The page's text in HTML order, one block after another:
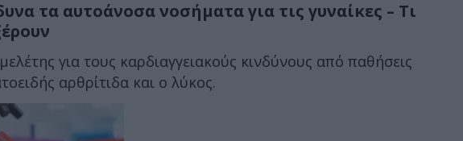
τα αυτοάνοσα νοσήματα για τις γυναίκες – Τι
για τους καρδιαγγειακούς κινδύνους από παθήσεις
αρθρίτιδα και ο λύκος.